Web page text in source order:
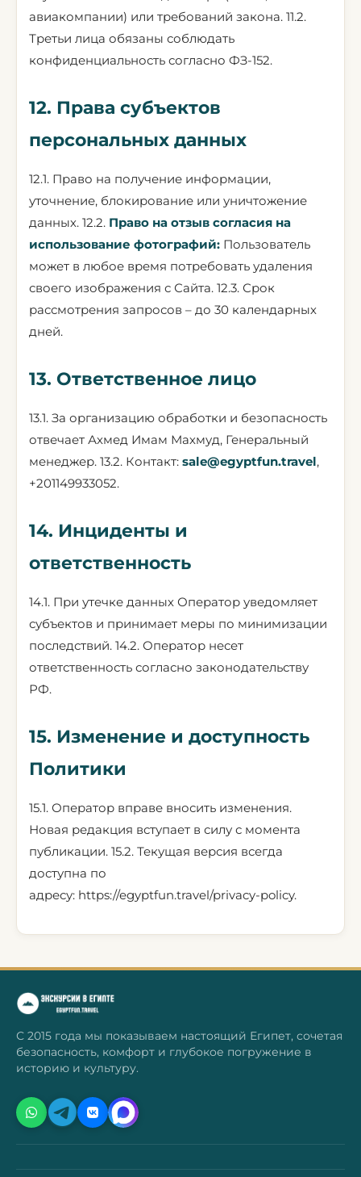
авиакомпании) или требований закона. 11.2.
Третьи лица обязаны соблюдать
конфиденциальность согласно ФЗ-152.
12. Права субъектов
персональных данных
12.1. Право на получение информации,
уточнение, блокирование или уничтожение
данных. 12.2. Право на отзыв согласия на
использование фотографий: Пользователь
может в любое время потребовать удаления
своего изображения с Сайта. 12.3. Срок
рассмотрения запросов – до 30 календарных
дней.
13. Ответственное лицо
13.1. За организацию обработки и безопасность
отвечает Ахмед Имам Махмуд, Генеральный
менеджер. 13.2. Контакт: sale@egyptfun.travel,
+201149933052.
14. Инциденты и
ответственность
14.1. При утечке данных Оператор уведомляет
субъектов и принимает меры по минимизации
последствий. 14.2. Оператор несет
ответственность согласно законодательству
РФ.
15. Изменение и доступность
Политики
15.1. Оператор вправе вносить изменения.
Новая редакция вступает в силу с момента
публикации. 15.2. Текущая версия всегда
доступна по
адресу: https://egyptfun.travel/privacy-policy.
С 2015 года мы показываем настоящий Египет, сочетая
безопасность, комфорт и глубокое погружение в
историю и культуру.